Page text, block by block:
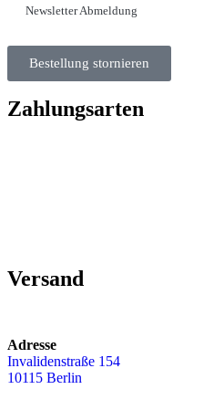
Newsletter Abmeldung
Bestellung stornieren
Zahlungsarten
Versand
Adresse
Invalidenstraße 154
10115 Berlin